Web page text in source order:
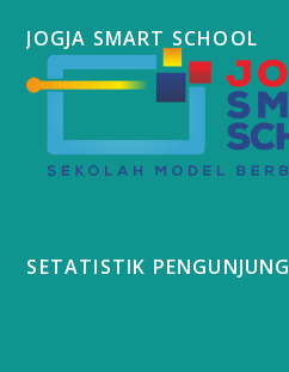
JOGJA SMART SCHOOL
SETATISTIK PENGUNJUNG